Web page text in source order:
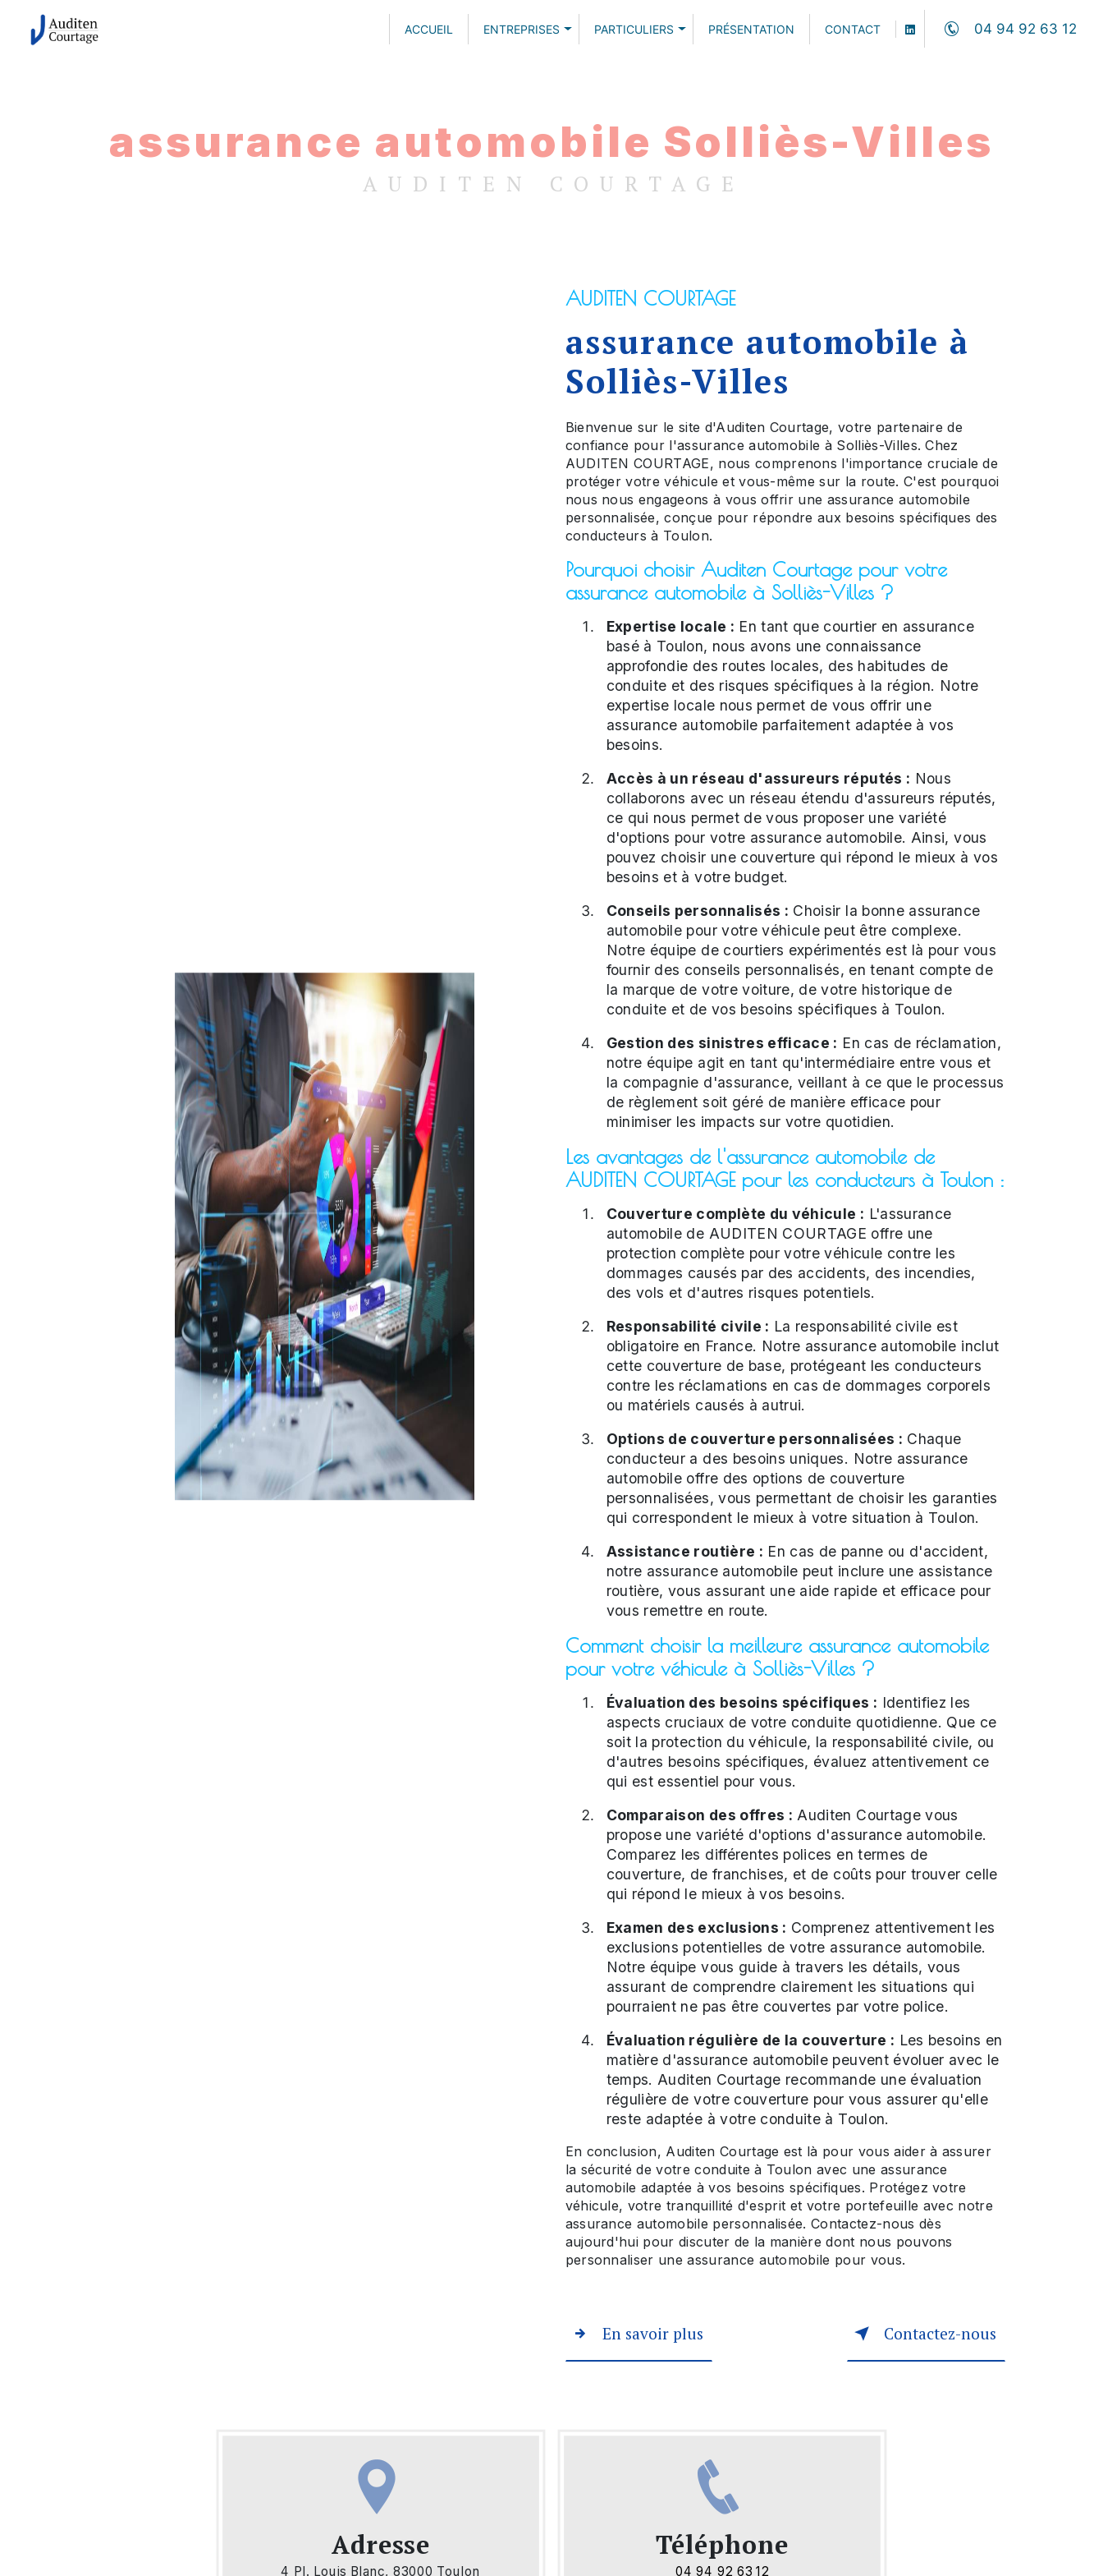
ACCUEIL ENTREPRISES PARTICULIERS PRÉSENTATION CONTACT 04 94 92 63 12
assurance automobile Solliès-Villes
AUDITEN COURTAGE
AUDITEN COURTAGE
assurance automobile à
Solliès-Villes
Bienvenue sur le site d'Auditen Courtage, votre partenaire de
confiance pour l'assurance automobile à Solliès-Villes. Chez
AUDITEN COURTAGE, nous comprenons l'importance cruciale de
protéger votre véhicule et vous-même sur la route. C'est pourquoi
nous nous engageons à vous offrir une assurance automobile
personnalisée, conçue pour répondre aux besoins spécifiques des
conducteurs à Toulon.
Pourquoi choisir Auditen Courtage pour votre
assurance automobile à Solliès-Villes ?
Expertise locale : En tant que courtier en assurance
basé à Toulon, nous avons une connaissance
approfondie des routes locales, des habitudes de
conduite et des risques spécifiques à la région. Notre
expertise locale nous permet de vous offrir une
assurance automobile parfaitement adaptée à vos
besoins.
Accès à un réseau d'assureurs réputés : Nous
collaborons avec un réseau étendu d'assureurs réputés,
ce qui nous permet de vous proposer une variété
d'options pour votre assurance automobile. Ainsi, vous
pouvez choisir une couverture qui répond le mieux à vos
besoins et à votre budget.
Conseils personnalisés : Choisir la bonne assurance
automobile pour votre véhicule peut être complexe.
Notre équipe de courtiers expérimentés est là pour vous
fournir des conseils personnalisés, en tenant compte de
la marque de votre voiture, de votre historique de
conduite et de vos besoins spécifiques à Toulon.
Gestion des sinistres efficace : En cas de réclamation,
notre équipe agit en tant qu'intermédiaire entre vous et
la compagnie d'assurance, veillant à ce que le processus
de règlement soit géré de manière efficace pour
minimiser les impacts sur votre quotidien.
Les avantages de l'assurance automobile de
AUDITEN COURTAGE pour les conducteurs à Toulon :
Couverture complète du véhicule : L'assurance
automobile de AUDITEN COURTAGE offre une
protection complète pour votre véhicule contre les
dommages causés par des accidents, des incendies,
des vols et d'autres risques potentiels.
Responsabilité civile : La responsabilité civile est
obligatoire en France. Notre assurance automobile inclut
cette couverture de base, protégeant les conducteurs
contre les réclamations en cas de dommages corporels
ou matériels causés à autrui.
Options de couverture personnalisées : Chaque
conducteur a des besoins uniques. Notre assurance
automobile offre des options de couverture
personnalisées, vous permettant de choisir les garanties
qui correspondent le mieux à votre situation à Toulon.
Assistance routière : En cas de panne ou d'accident,
notre assurance automobile peut inclure une assistance
routière, vous assurant une aide rapide et efficace pour
vous remettre en route.
Comment choisir la meilleure assurance automobile
pour votre véhicule à Solliès-Villes ?
Évaluation des besoins spécifiques : Identifiez les
aspects cruciaux de votre conduite quotidienne. Que ce
soit la protection du véhicule, la responsabilité civile, ou
d'autres besoins spécifiques, évaluez attentivement ce
qui est essentiel pour vous.
Comparaison des offres : Auditen Courtage vous
propose une variété d'options d'assurance automobile.
Comparez les différentes polices en termes de
couverture, de franchises, et de coûts pour trouver celle
qui répond le mieux à vos besoins.
Examen des exclusions : Comprenez attentivement les
exclusions potentielles de votre assurance automobile.
Notre équipe vous guide à travers les détails, vous
assurant de comprendre clairement les situations qui
pourraient ne pas être couvertes par votre police.
Évaluation régulière de la couverture : Les besoins en
matière d'assurance automobile peuvent évoluer avec le
temps. Auditen Courtage recommande une évaluation
régulière de votre couverture pour vous assurer qu'elle
reste adaptée à votre conduite à Toulon.
En conclusion, Auditen Courtage est là pour vous aider à assurer
la sécurité de votre conduite à Toulon avec une assurance
automobile adaptée à vos besoins spécifiques. Protégez votre
véhicule, votre tranquillité d'esprit et votre portefeuille avec notre
assurance automobile personnalisée. Contactez-nous dès
aujourd'hui pour discuter de la manière dont nous pouvons
personnaliser une assurance automobile pour vous.
En savoir plus Contactez-nous
Adresse
4 Pl. Louis Blanc, 83000 Toulon
Téléphone
04 94 92 63 12
Panneau de gestion des cookies